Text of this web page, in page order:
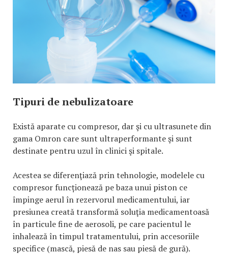
Tipuri de nebulizatoare
Există aparate cu compresor, dar şi cu ultrasunete din
gama Omron care sunt ultraperformante şi sunt
destinate pentru uzul în clinici şi spitale.
Acestea se diferenţiază prin tehnologie, modelele cu
compresor funcționează pe baza unui piston ce
împinge aerul în rezervorul medicamentului, iar
presiunea creată transformă soluţia medicamentoasă
în particule fine de aerosoli, pe care pacientul le
inhalează în timpul tratamentului, prin accesoriile
specifice (mască, piesă de nas sau piesă de gură).